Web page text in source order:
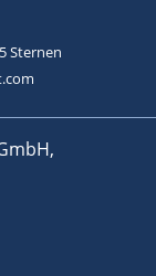
5Sternen